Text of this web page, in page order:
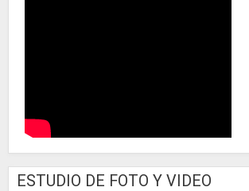
ESTUDIO DE FOTO Y VIDEO